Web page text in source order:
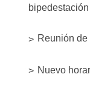
bipedestación
Reunión
Nuevo